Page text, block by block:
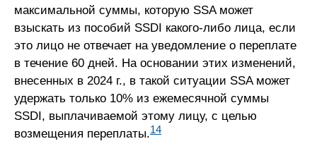
максимальной суммы, которую SSA может
взыскать из пособий SSDI какого-либо лица, если
это лицо не отвечает на уведомление о переплате
в течение 60 дней. На основании этих изменений,
внесенных в 2024 г., в такой ситуации SSA может
удержать только 10% из ежемесячной суммы
SSDI, выплачиваемой этому лицу, с целью
возмещения переплаты.14